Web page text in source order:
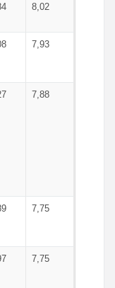
8,02
7,93
7,88
7,75
7,75